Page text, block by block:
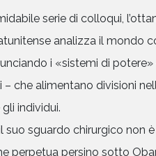
serie di colloqui,
analizza il mondo
i «sistemi di
– che alimentano divisioni
individui.
suo sguardo chirurgico non
perpetua persino sotto